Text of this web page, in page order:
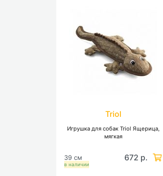
Triol
Игрушка для собак Triol Ящерица,
мягкая
в наличии
39 см 672 р.